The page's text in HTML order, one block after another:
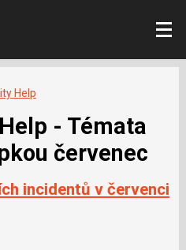
Help
- Témata
červenec